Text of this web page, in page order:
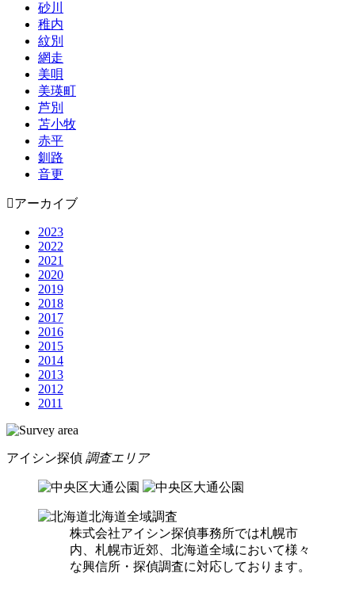
砂川
稚内
紋別
網走
美唄
美瑛町
芦別
苫小牧
赤平
釧路
音更
アーカイブ
2023
2022
2021
2020
2019
2018
2017
2016
2015
2014
2013
2012
2011
アイシン探偵 調査エリア
北海道全域調査
株式会社アイシン探偵事務所では札幌市
内、札幌市近郊、北海道全域において様々
な興信所・探偵調査に対応しております。